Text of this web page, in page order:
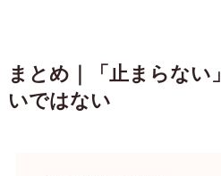
まとめ｜「止まらない
いではない